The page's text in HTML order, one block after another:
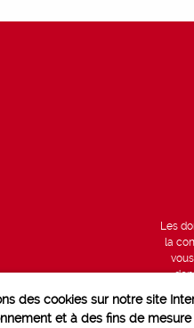
Les
la
des cookies sur notre site
et à des fins de